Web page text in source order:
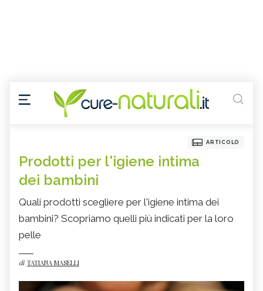
ARTICOLO
Prodotti per l'igiene intima
dei bambini
Quali prodotti scegliere per l'igiene intima dei
bambini? Scopriamo quelli più indicati per la loro
pelle
di TATIANA MASELLI